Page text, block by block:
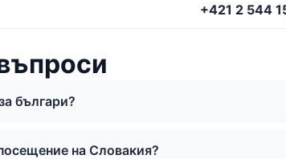
+421 2 544
българи?
на Словакия?